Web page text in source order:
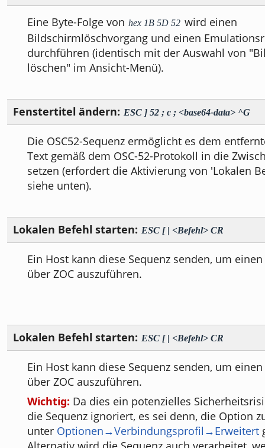
Eine Byte-Folge von hex 1B 5D 52 wird einen
Bildschirmlöschvorgang und einen
durchführen (identisch mit der Auswahl von
löschen" im Ansicht-Menü).
Fenstertitel ändern: ESC ] 52 ; c ; <base64-data> ^G
Die OSC52-Sequenz ermöglicht es dem
Text gemäß dem OSC-52-Protokoll in die
setzen (erfordert die Aktivierung von 'Lokalen
siehe unten).
Lokalen Befehl starten: ESC [ | <Befehl> CR
Ein Host kann diese Sequenz senden, um
über ZOC auszuführen.
Lokalen Befehl starten: ESC [ | <Befehl> CR
Ein Host kann diese Sequenz senden, um
über ZOC auszuführen.
Wichtig: Da dies ein potenzielles
die Sequenz ignoriert, es sei denn, die Option
unter Optionen→Verbindungsprofil→Erweitert